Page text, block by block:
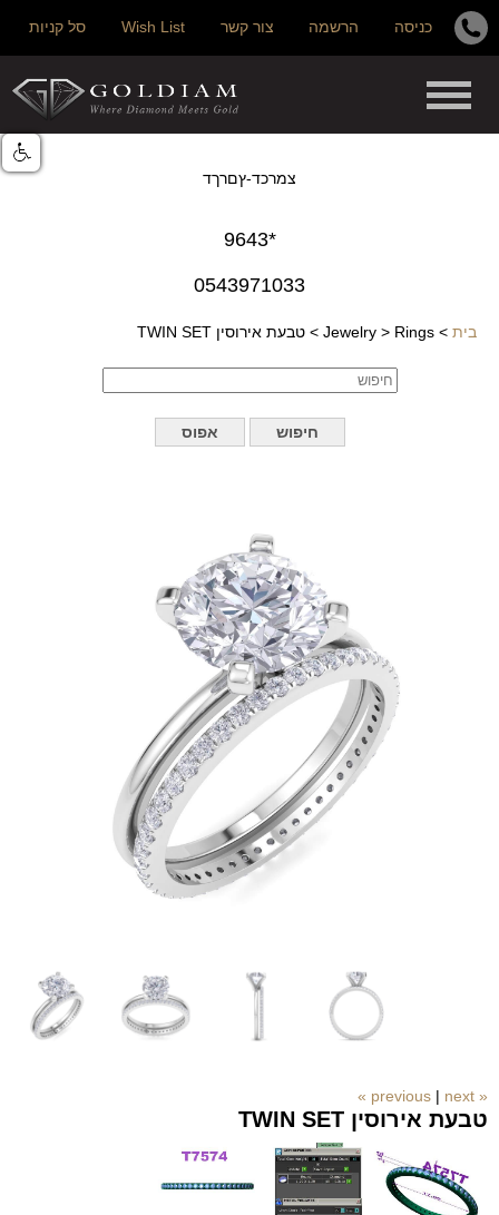
כניסה הרשמה צור קשר Wish List סל קניות
צמרכד-ץםרךד
*9643
0543971033
בית >
Jewelry > Rings
> טבעת אירוסין TWIN SET
« previous
| next »
טבעת אירוסין TWIN SET